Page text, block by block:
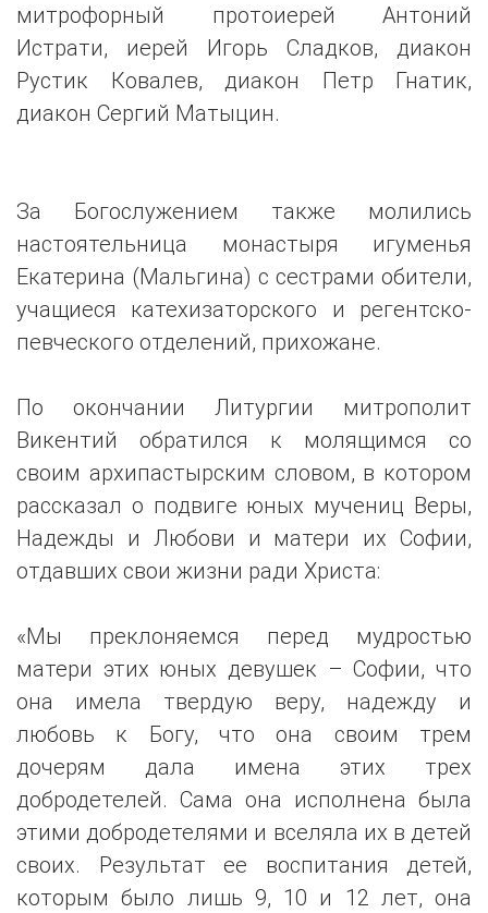
митрофорный протоиерей Антоний
Истрати, иерей Игорь Сладков, диакон
Рустик Ковалев, диакон Петр Гнатик,
диакон Сергий Матыцин.
За Богослужением также молились
настоятельница монастыря игуменья
Екатерина (Мальгина) с сестрами обители,
учащиеся катехизаторского и регентско-
певческого отделений, прихожане.
По окончании Литургии митрополит
Викентий обратился к молящимся со
своим архипастырским словом, в котором
рассказал о подвиге юных мучениц Веры,
Надежды и Любови и матери их Софии,
отдавших свои жизни ради Христа:
«Мы преклоняемся перед мудростью
матери этих юных девушек – Софии, что
она имела твердую веру, надежду и
любовь к Богу, что она своим трем
дочерям дала имена этих трех
добродетелей. Сама она исполнена была
этими добродетелями и вселяла их в детей
своих. Результат ее воспитания детей,
которым было лишь 9, 10 и 12 лет, она